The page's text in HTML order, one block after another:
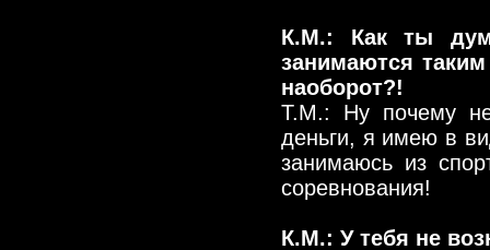
К.М.: Как ты
занимаются
наоборот?!
Т.М.: Ну почему не
деньги, я имею в
занимаюсь из
соревнования!
К.М.: У тебя не